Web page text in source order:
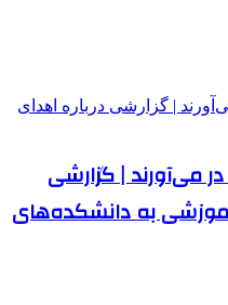
می‌آورند | گزارشی
آموزشی به دانشکده‌های